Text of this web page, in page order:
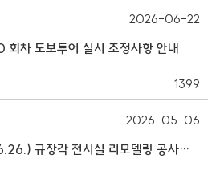
차 도보투어 실시 조정사항 안내
1399
2026-06-22
[단체견학] (정정안내, 6.26.) 규장각 전시실 리모델링 공사로 인한 부가프로그램 운영 변경 안내
2026-05-06